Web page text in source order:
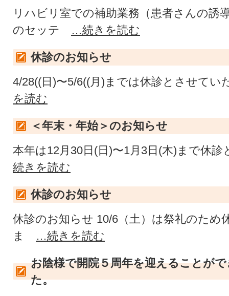
リハビリ室での補助業務（患者さんの誘
のセッテ
…続きを読む
休診のお知らせ
4/28((日)〜5/6((月)までは休診とさせて
を読む
＜年末・年始＞のお知らせ
本年は12月30日(日)〜1月3日(木)まで休
続きを読む
休診のお知らせ
休診のお知らせ 10/6（土）は祭礼のため
ま
…続きを読む
お陰様で開院５周年を迎えることが
た。